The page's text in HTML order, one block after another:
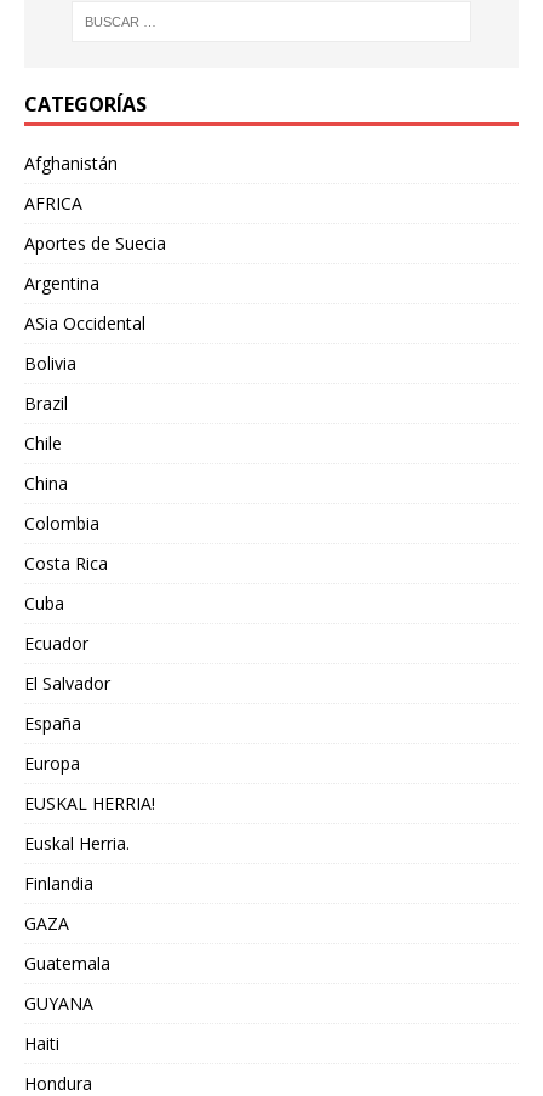
CATEGORÍAS
Afghanistán
AFRICA
Aportes de Suecia
Argentina
ASia Occidental
Bolivia
Brazil
Chile
China
Colombia
Costa Rica
Cuba
Ecuador
El Salvador
España
Europa
EUSKAL HERRIA!
Euskal Herria.
Finlandia
GAZA
Guatemala
GUYANA
Haiti
Hondura